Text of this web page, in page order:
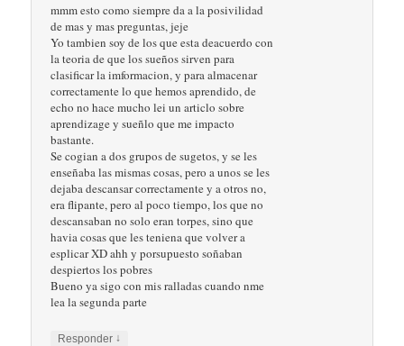
mmm esto como siempre da a la posivilidad
de mas y mas preguntas, jeje
Yo tambien soy de los que esta deacuerdo con
la teoria de que los sueños sirven para
clasificar la imformacion, y para almacenar
correctamente lo que hemos aprendido, de
echo no hace mucho lei un articlo sobre
aprendizage y sueñlo que me impacto
bastante.
Se cogian a dos grupos de sugetos, y se les
enseñaba las mismas cosas, pero a unos se les
dejaba descansar correctamente y a otros no,
era flipante, pero al poco tiempo, los que no
descansaban no solo eran torpes, sino que
havia cosas que les teniena que volver a
esplicar XD ahh y porsupuesto soñaban
despiertos los pobres
Bueno ya sigo con mis ralladas cuando nme
lea la segunda parte
Responder ↓